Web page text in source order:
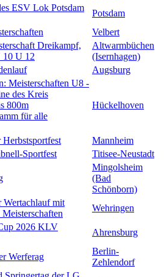
ESV Lok Potsdam
Potsdam
Velbert
Dreikampf,
U 12
Altwarmbüchen
(Isernhagen)
Augsburg
Meisterschaften U8 -
des Kreis
800m
für alle
Hückelhoven
Herbstsportfest
Mannheim
Sportfest Titisee-Neustadt
Mingolsheim
(Bad
Schönborn)
Wertachlauf mit
Wehringen
2026 KLV
Ahrensburg
Werferag
Berlin-
Zehlendorf